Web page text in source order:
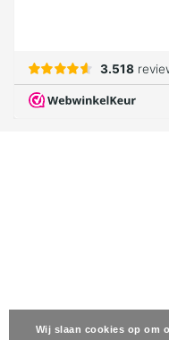
Wij slaan cookies op om